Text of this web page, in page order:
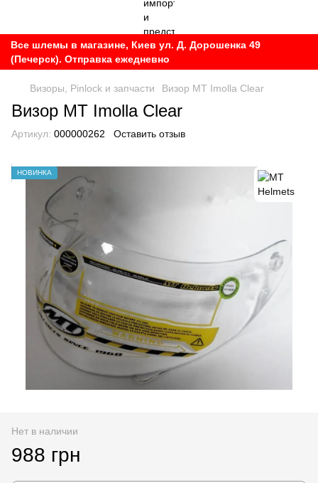
Все шлемы в магазине, Киев ул. Д. Дорошенка 49
(Печерск). Отправка ежедневно
Визоры, Pinlock и запчасти Визор MT Imolla Clear
Визор MT Imolla Clear
Артикул: 000000262 Оставить отзыв
НОВИНКА
Нет в наличии
988 грн